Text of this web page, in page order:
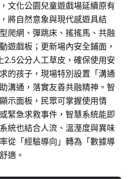
文化公園兒童遊戲場延續原有
將自然意象與現代感遊具結
爬網、彈跳床、搖搖馬、共融
遊戲板；更新場內安全鋪面，
2.5公分人工草皮，確保使用安
的孩子，現場特別設置「溝通
溝通，落實友善共融精神。智
示面板，民眾可掌握使用情
緊急求救事件，智慧系統能即
統也結合人流、溫溼度與異味
從「經驗導向」轉為「數據導
適。